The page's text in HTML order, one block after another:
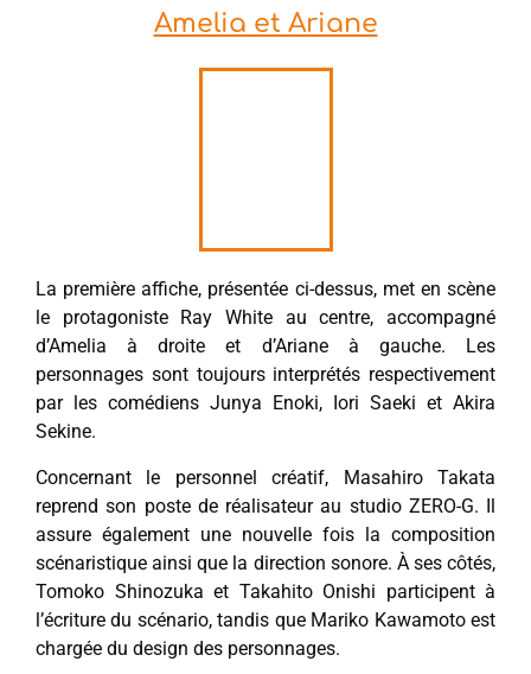
Amelia et Ariane
La première affiche, présentée ci-dessus, met en scène
le protagoniste Ray White au centre, accompagné
d’Amelia à droite et d’Ariane à gauche. Les
personnages sont toujours interprétés respectivement
par les comédiens Junya Enoki, Iori Saeki et Akira
Sekine.
Concernant le personnel créatif, Masahiro Takata
reprend son poste de réalisateur au studio ZERO-G. Il
assure également une nouvelle fois la composition
scénaristique ainsi que la direction sonore. À ses côtés,
Tomoko Shinozuka et Takahito Onishi participent à
l’écriture du scénario, tandis que Mariko Kawamoto est
chargée du design des personnages.